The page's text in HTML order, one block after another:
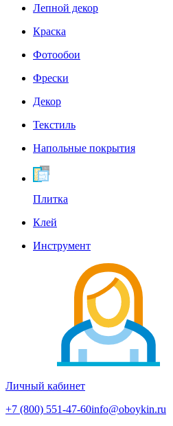
Лепной декор
Краска
Фотообои
Фрески
Декор
Текстиль
Напольные покрытия
Плитка
Клей
Инструмент
Личный кабинет
+7 (800) 551-47-60info@oboykin.ru